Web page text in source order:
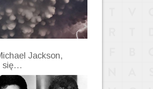
Jackson,
się…